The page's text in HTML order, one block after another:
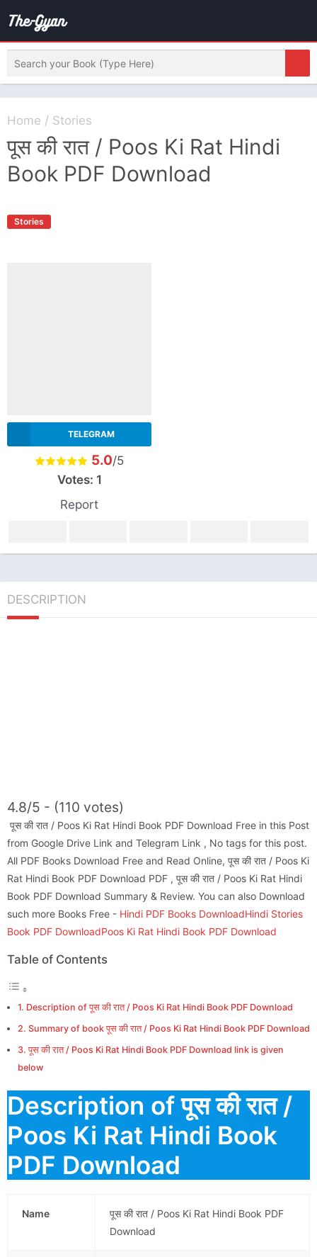
Home / Stories
पूस की रात / Poos Ki Rat Hindi
Book PDF Download
Stories
TELEGRAM
5.0/5
Votes: 1
Report
DESCRIPTION
4.8/5 - (110 votes)
पूस की रात / Poos Ki Rat Hindi Book PDF Download Free in this Post
from Google Drive Link and Telegram Link , No tags for this post.
All PDF Books Download Free and Read Online, पूस की रात / Poos Ki
Rat Hindi Book PDF Download PDF , पूस की रात / Poos Ki Rat Hindi
Book PDF Download Summary & Review. You can also Download
such more Books Free - Hindi PDF Books DownloadHindi Stories
Book PDF DownloadPoos Ki Rat Hindi Book PDF Download
Table of Contents
Description of पूस की रात / Poos Ki Rat Hindi Book PDF Download
Summary of book पूस की रात / Poos Ki Rat Hindi Book PDF Download
पूस की रात / Poos Ki Rat Hindi Book PDF Download link is given
below
Description of पूस की रात /
Poos Ki Rat Hindi Book
PDF Download
Name
पूस की रात / Poos Ki Rat Hindi Book PDF
Download